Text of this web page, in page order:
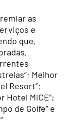
as
e
que,
Melhor
Resort”;
Hotel MICE”;
de Golfe” e